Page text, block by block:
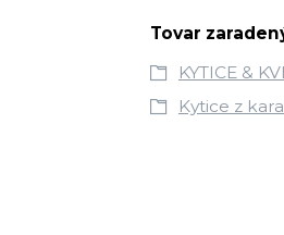
Tovar
KYTICE &
Kytice z